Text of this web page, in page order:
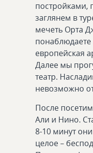
постройками,
заглянем в
мечеть Орта
понаблюдаете
европейская
Далее мы
театр.
невозможно
После
Али и Нино.
8-10 минут
целое –